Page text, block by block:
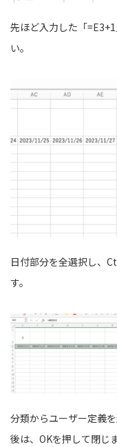
先ほど入力した「
い。
日付部分を全選択し、
す。
分類からユーザー定義
後は、OKを押して閉じま